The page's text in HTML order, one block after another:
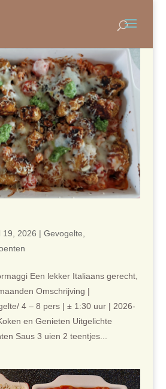
19, 2026 | Gevogelte
Een lekker Italiaans gerecht,
Omschrijving |
4 – 8 pers | ± 1:30 uur | 2026-
en Genieten Uitgelichte
Saus 3 uien 2 teentjes...